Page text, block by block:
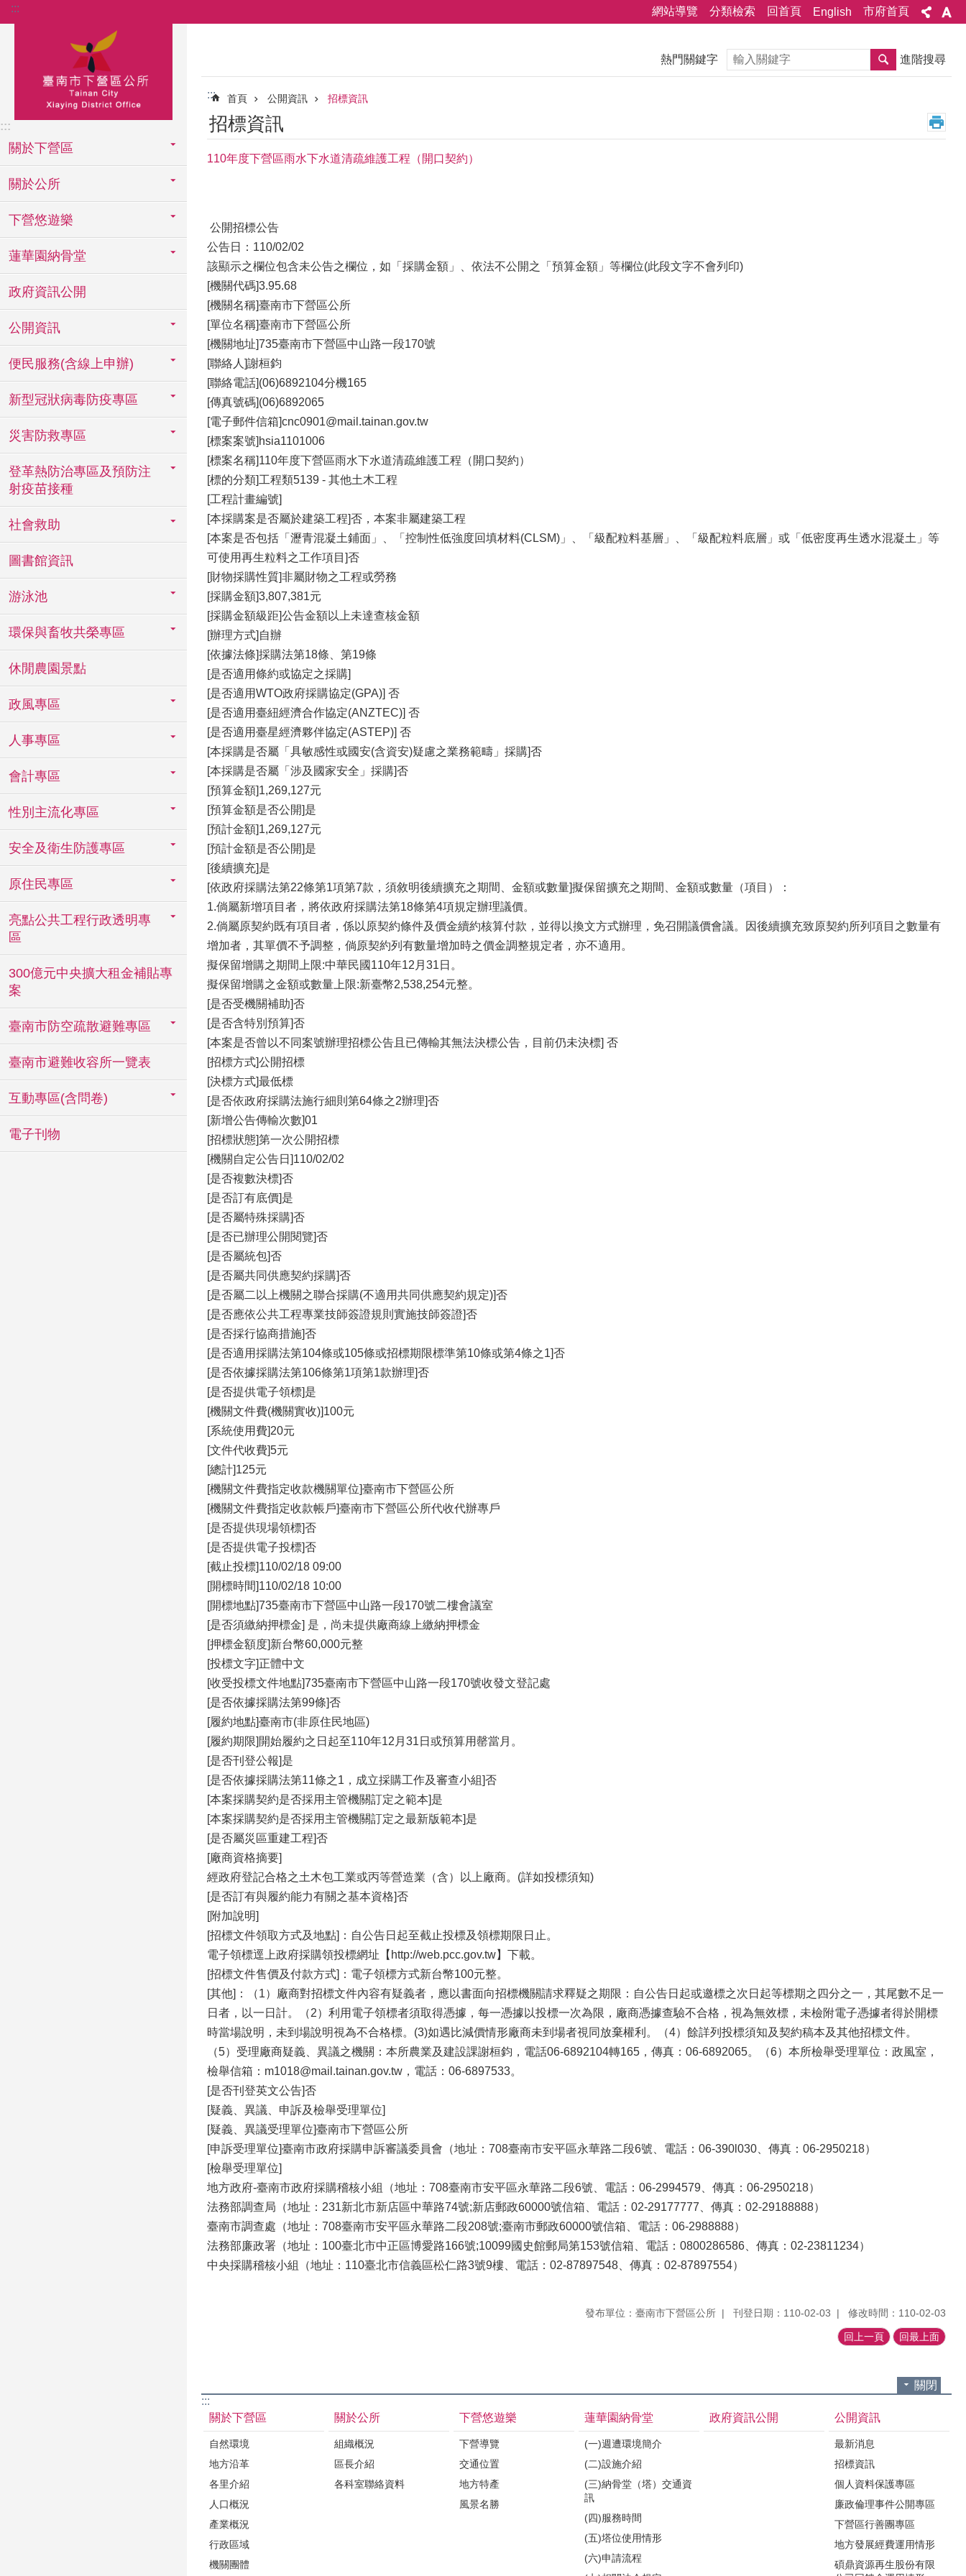
跳到主要內容區塊
::: 網站導覽 分類檢索 回首頁 English 市府首頁
:::
關於下營區
關於公所
下營悠遊樂
蓮華園納骨堂
政府資訊公開
公開資訊
便民服務(含線上申辦)
新型冠狀病毒防疫專區
災害防救專區
登革熱防治專區及預防注
射疫苗接種
社會救助
圖書館資訊
游泳池
環保與畜牧共榮專區
休閒農園景點
政風專區
人事專區
會計專區
性別主流化專區
安全及衛生防護專區
原住民專區
亮點公共工程行政透明專
區
300億元中央擴大租金補貼專
案
臺南市防空疏散避難專區
臺南市避難收容所一覽表
互動專區(含問卷)
電子刊物
熱門關鍵字 搜尋 進階搜尋
::: 首頁 公開資訊 招標資訊
招標資訊
110年度下營區雨水下水道清疏維護工程（開口契約）
公開招標公告
公告日：110/02/02
該顯示之欄位包含未公告之欄位，如「採購金額」、依法不公開之「預算金額」等欄位(此段文字不會列印)
[機關代碼]3.95.68
[機關名稱]臺南市下營區公所
[單位名稱]臺南市下營區公所
[機關地址]735臺南市下營區中山路一段170號
[聯絡人]謝桓鈞
[聯絡電話](06)6892104分機165
[傳真號碼](06)6892065
[電子郵件信箱]cnc0901@mail.tainan.gov.tw
[標案案號]hsia1101006
[標案名稱]110年度下營區雨水下水道清疏維護工程（開口契約）
[標的分類]工程類5139 - 其他土木工程
[工程計畫編號]
[本採購案是否屬於建築工程]否，本案非屬建築工程
[本案是否包括「瀝青混凝土鋪面」、「控制性低強度回填材料(CLSM)」、「級配粒料基層」、「級配粒料底層」或「低密度再生透水混凝土」等
可使用再生粒料之工作項目]否
[財物採購性質]非屬財物之工程或勞務
[採購金額]3,807,381元
[採購金額級距]公告金額以上未達查核金額
[辦理方式]自辦
[依據法條]採購法第18條、第19條
[是否適用條約或協定之採購]
[是否適用WTO政府採購協定(GPA)] 否
[是否適用臺紐經濟合作協定(ANZTEC)] 否
[是否適用臺星經濟夥伴協定(ASTEP)] 否
[本採購是否屬「具敏感性或國安(含資安)疑慮之業務範疇」採購]否
[本採購是否屬「涉及國家安全」採購]否
[預算金額]1,269,127元
[預算金額是否公開]是
[預計金額]1,269,127元
[預計金額是否公開]是
[後續擴充]是
[依政府採購法第22條第1項第7款，須敘明後續擴充之期間、金額或數量]擬保留擴充之期間、金額或數量（項目）：
1.倘屬新增項目者，將依政府採購法第18條第4項規定辦理議價。
2.倘屬原契約既有項目者，係以原契約條件及價金續約核算付款，並得以換文方式辦理，免召開議價會議。因後續擴充致原契約所列項目之數量有
增加者，其單價不予調整，倘原契約列有數量增加時之價金調整規定者，亦不適用。
擬保留增購之期間上限:中華民國110年12月31日。
擬保留增購之金額或數量上限:新臺幣2,538,254元整。
[是否受機關補助]否
[是否含特別預算]否
[本案是否曾以不同案號辦理招標公告且已傳輸其無法決標公告，目前仍未決標] 否
[招標方式]公開招標
[決標方式]最低標
[是否依政府採購法施行細則第64條之2辦理]否
[新增公告傳輸次數]01
[招標狀態]第一次公開招標
[機關自定公告日]110/02/02
[是否複數決標]否
[是否訂有底價]是
[是否屬特殊採購]否
[是否已辦理公開閱覽]否
[是否屬統包]否
[是否屬共同供應契約採購]否
[是否屬二以上機關之聯合採購(不適用共同供應契約規定)]否
[是否應依公共工程專業技師簽證規則實施技師簽證]否
[是否採行協商措施]否
[是否適用採購法第104條或105條或招標期限標準第10條或第4條之1]否
[是否依據採購法第106條第1項第1款辦理]否
[是否提供電子領標]是
[機關文件費(機關實收)]100元
[系統使用費]20元
[文件代收費]5元
[總計]125元
[機關文件費指定收款機關單位]臺南市下營區公所
[機關文件費指定收款帳戶]臺南市下營區公所代收代辦專戶
[是否提供現場領標]否
[是否提供電子投標]否
[截止投標]110/02/18 09:00
[開標時間]110/02/18 10:00
[開標地點]735臺南市下營區中山路一段170號二樓會議室
[是否須繳納押標金] 是，尚未提供廠商線上繳納押標金
[押標金額度]新台幣60,000元整
[投標文字]正體中文
[收受投標文件地點]735臺南市下營區中山路一段170號收發文登記處
[是否依據採購法第99條]否
[履約地點]臺南市(非原住民地區)
[履約期限]開始履約之日起至110年12月31日或預算用罄當月。
[是否刊登公報]是
[是否依據採購法第11條之1，成立採購工作及審查小組]否
[本案採購契約是否採用主管機關訂定之範本]是
[本案採購契約是否採用主管機關訂定之最新版範本]是
[是否屬災區重建工程]否
[廠商資格摘要]
經政府登記合格之土木包工業或丙等營造業（含）以上廠商。(詳如投標須知)
[是否訂有與履約能力有關之基本資格]否
[附加說明]
[招標文件領取方式及地點]：自公告日起至截止投標及領標期限日止。
電子領標逕上政府採購領投標網址【http://web.pcc.gov.tw】下載。
[招標文件售價及付款方式]：電子領標方式新台幣100元整。
[其他]：（1）廠商對招標文件內容有疑義者，應以書面向招標機關請求釋疑之期限：自公告日起或邀標之次日起等標期之四分之一，其尾數不足一
日者，以一日計。（2）利用電子領標者須取得憑據，每一憑據以投標一次為限，廠商憑據查驗不合格，視為無效標，未檢附電子憑據者得於開標
時當場說明，未到場說明視為不合格標。(3)如遇比減價情形廠商未到場者視同放棄權利。（4）餘詳列投標須知及契約稿本及其他招標文件。
（5）受理廠商疑義、異議之機關：本所農業及建設課謝桓鈞，電話06-6892104轉165，傳真：06-6892065。（6）本所檢舉受理單位：政風室，
檢舉信箱：m1018@mail.tainan.gov.tw，電話：06-6897533。
[是否刊登英文公告]否
[疑義、異議、申訴及檢舉受理單位]
[疑義、異議受理單位]臺南市下營區公所
[申訴受理單位]臺南市政府採購申訴審議委員會（地址：708臺南市安平區永華路二段6號、電話：06-390l030、傳真：06-2950218）
[檢舉受理單位]
地方政府-臺南市政府採購稽核小組（地址：708臺南市安平區永華路二段6號、電話：06-2994579、傳真：06-2950218）
法務部調查局（地址：231新北市新店區中華路74號;新店郵政60000號信箱、電話：02-29177777、傳真：02-29188888）
臺南市調查處（地址：708臺南市安平區永華路二段208號;臺南市郵政60000號信箱、電話：06-2988888）
法務部廉政署（地址：100臺北市中正區博愛路166號;10099國史館郵局第153號信箱、電話：0800286586、傳真：02-23811234）
中央採購稽核小組（地址：110臺北市信義區松仁路3號9樓、電話：02-87897548、傳真：02-87897554）
發布單位：臺南市下營區公所 刊登日期：110-02-03 修改時間：110-02-03
回上一頁 回最上面
關閉
:::
關於下營區
自然環境
地方沿革
各里介紹
人口概況
產業概況
行政區域
機關團體
關於公所
組織概況
區長介紹
各科室聯絡資料
下營悠遊樂
下營導覽
交通位置
地方特產
風景名勝
蓮華園納骨堂
(一)週遭環境簡介
(二)設施介紹
(三)納骨堂（塔）交通資
訊
(四)服務時間
(五)塔位使用情形
(六)申請流程
政府資訊公開 公開資訊
最新消息
招標資訊
個人資料保護專區
廉政倫理事件公開專區
下營區行善團專區
地方發展經費運用情形
碩鼎資源再生股份有限